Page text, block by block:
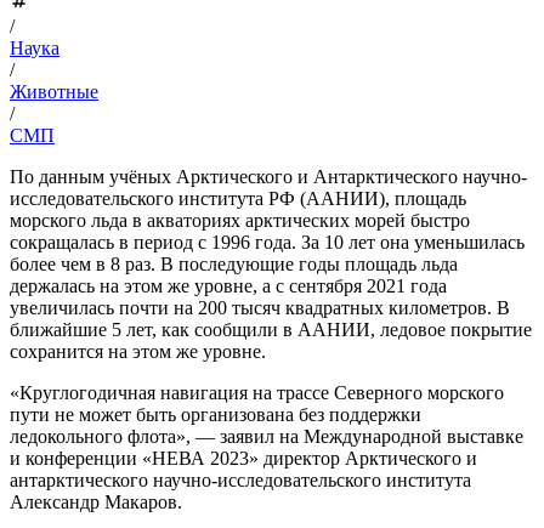
/
Наука
/
Животные
/
СМП
По данным учёных Арктического и Антарктического научно-
исследовательского института РФ (ААНИИ), площадь
морского льда в акваториях арктических морей быстро
сокращалась в период с 1996 года. За 10 лет она уменьшилась
более чем в 8 раз. В последующие годы площадь льда
держалась на этом же уровне, а с сентября 2021 года
увеличилась почти на 200 тысяч квадратных километров. В
ближайшие 5 лет, как сообщили в ААНИИ, ледовое покрытие
сохранится на этом же уровне.
«Круглогодичная навигация на трассе Северного морского
пути не может быть организована без поддержки
ледокольного флота», — заявил на Международной выставке
и конференции «НЕВА 2023» директор Арктического и
антарктического научно-исследовательского института
Александр Макаров.